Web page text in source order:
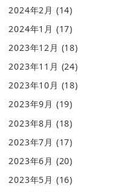
2024年2月 (14)
2024年1月 (17)
2023年12月 (18)
2023年11月 (24)
2023年10月 (18)
2023年9月 (19)
2023年8月 (18)
2023年7月 (17)
2023年6月 (20)
2023年5月 (16)